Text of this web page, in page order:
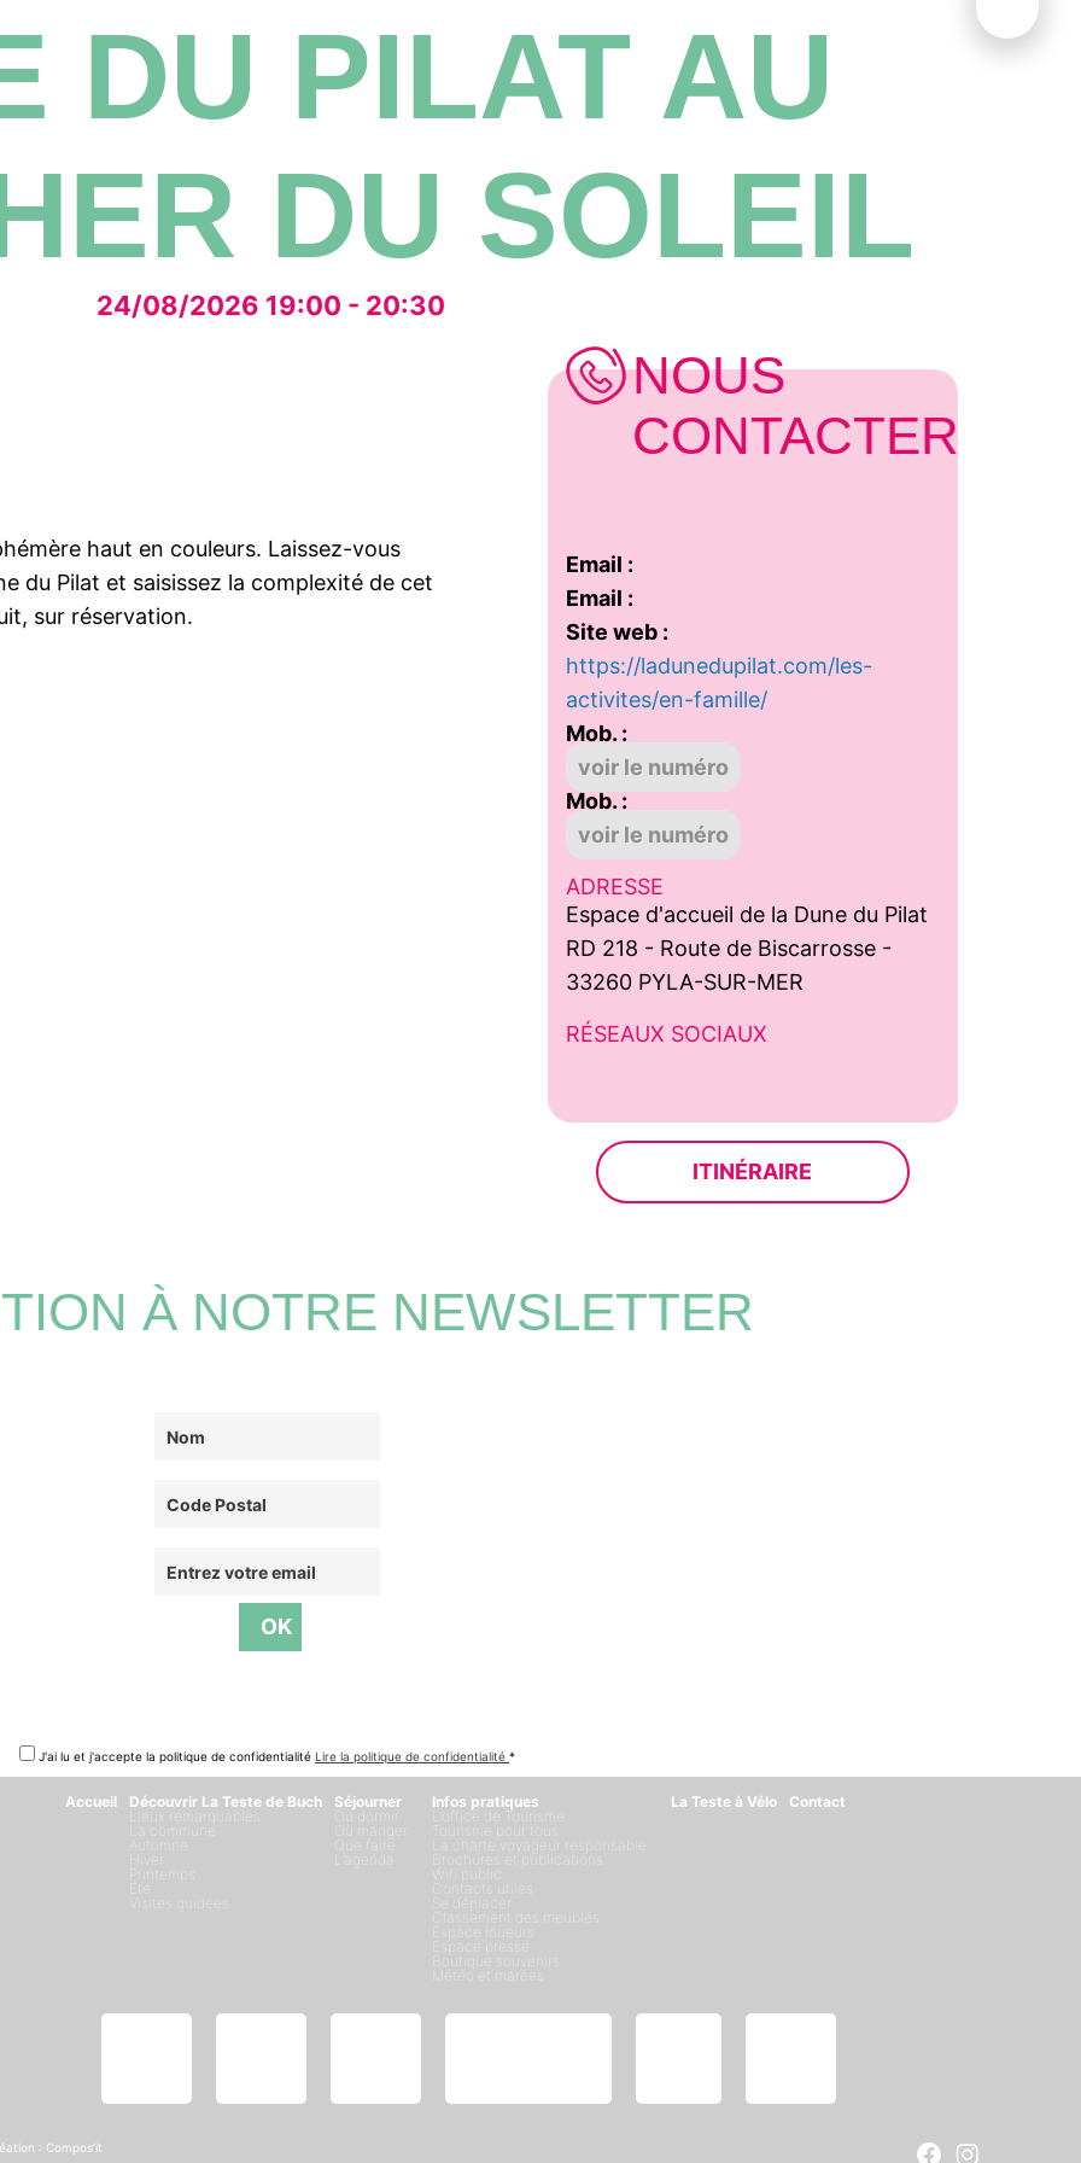
DU PILAT AU
DU SOLEIL
24/08/2026 19:00 - 20:30
haut en couleurs. Laissez-vous
du Pilat et saisissez la complexité de cet
sur réservation.
NOUS
CONTACTER
Email :
Email :
Site web :
https://ladunedupilat.com/les-
activites/en-famille/
Mob. :
voir le numéro
Mob. :
voir le numéro
ADRESSE
Espace d'accueil de la Dune du Pilat
RD 218 - Route de Biscarrosse -
33260 PYLA-SUR-MER
RÉSEAUX SOCIAUX
ITINÉRAIRE
À NOTRE NEWSLETTER
J'ai lu et j'accepte la politique de confidentialité Lire la politique de confidentialité *
Accueil
Découvrir La Teste de Buch
Lieux remarquables
La commune
Automne
Hiver
Printemps
Visites guidées
Séjourner
Où dormir
Où manger
Que faire
L’agenda
Infos pratiques
L’office de Tourisme
Tourisme pour tous
La charte voyageur responsable
Brochures et publications
Wifi public
Contacts utiles
Se déplacer
Classement des meublés
Espace loueurs
Espace presse
Boutique souvenirs
Météo et marées
La Teste à Vélo Contact
: Compos’it